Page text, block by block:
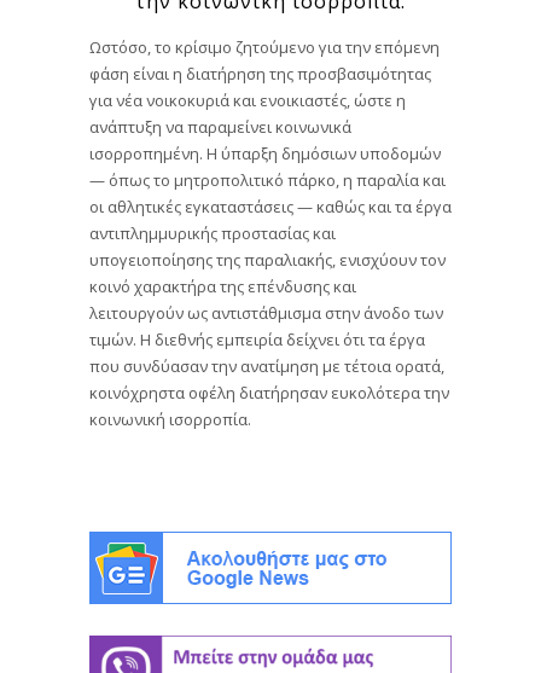
Ωστόσο, το κρίσιμο ζητούμενο για την επόμενη
φάση είναι η διατήρηση της προσβασιμότητας
για νέα νοικοκυριά και ενοικιαστές, ώστε η
ανάπτυξη να παραμείνει κοινωνικά
ισορροπημένη. Η ύπαρξη δημόσιων υποδομών
— όπως το μητροπολιτικό πάρκο, η παραλία και
οι αθλητικές εγκαταστάσεις — καθώς και τα έργα
αντιπλημμυρικής προστασίας και
υπογειοποίησης της παραλιακής, ενισχύουν τον
κοινό χαρακτήρα της επένδυσης και
λειτουργούν ως αντιστάθμισμα στην άνοδο των
τιμών. Η διεθνής εμπειρία δείχνει ότι τα έργα
που συνδύασαν την ανατίμηση με τέτοια ορατά,
κοινόχρηστα οφέλη διατήρησαν ευκολότερα την
κοινωνική ισορροπία.